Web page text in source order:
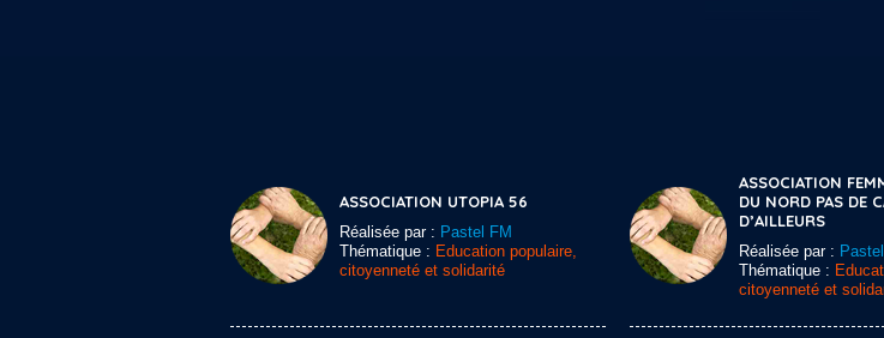
ASSOCIATION UTOPIA 56
Réalisée par : Pastel FM
Thématique : Education populaire,
citoyenneté et solidarité
ASSOCIATION
DU NORD PAS DE
D’AILLEURS
Réalisée par :
Thématique :
citoyenneté et